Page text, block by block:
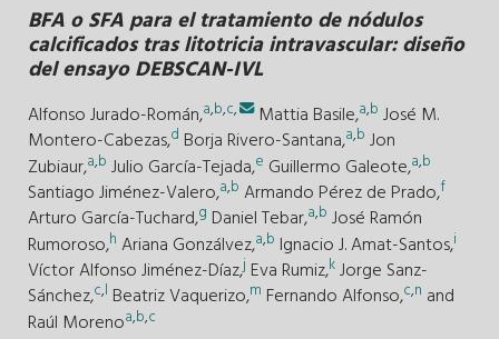
BFA o SFA para el tratamiento de nódulos
calcificados tras litotricia intravascular: diseño
del ensayo DEBSCAN-IVL
Alfonso Jurado-Román,a,b,c, Mattia Basile,a,b José M.
Montero-Cabezas,d Borja Rivero-Santana,a,b Jon
Zubiaur,a,b Julio García-Tejada,e Guillermo Galeote,a,b
Santiago Jiménez-Valero,a,b Armando Pérez de Prado,f
Arturo García-Tuchard,g Daniel Tebar,a,b José Ramón
Rumoroso,h Ariana Gonzálvez,a,b Ignacio J. Amat-Santos,i
Víctor Alfonso Jiménez-Díaz,j Eva Rumiz,kJorge Sanz-
Sánchez,c,l Beatriz Vaquerizo,m Fernando Alfonso,c,n and
Raúl Morenoa,b,c